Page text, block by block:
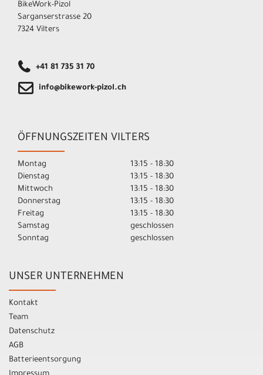
BikeWork-Pizol
Sarganserstrasse 20
7324 Vilters
+41 81 735 31 70
info@bikework-pizol.ch
ÖFFNUNGSZEITEN VILTERS
Montag
13:15 - 18:30
Dienstag
13:15 - 18:30
Mittwoch
13:15 - 18:30
Donnerstag
13:15 - 18:30
Freitag
13:15 - 18:30
Samstag
geschlossen
Sonntag
geschlossen
UNSER UNTERNEHMEN
Kontakt
Team
Datenschutz
AGB
Batterieentsorgung